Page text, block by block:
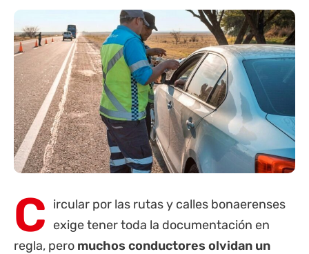
C ircular por las rutas y calles bonaerenses
exige tener toda la documentación en
regla, pero muchos conductores olvidan un